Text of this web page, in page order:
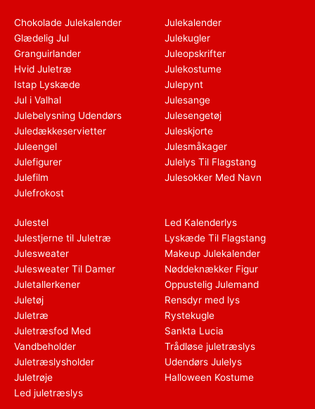
Chokolade Julekalender
Glædelig Jul
Granguirlander
Hvid Juletræ
Istap Lyskæde
Jul i Valhal
Julebelysning Udendørs
Juledækkeservietter
Juleengel
Julefigurer
Julefilm
Julefrokost
Julekalender
Julekugler
Juleopskrifter
Julekostume
Julepynt
Julesange
Julesengetøj
Juleskjorte
Julesmåkager
Julelys Til Flagstang
Julesokker Med Navn
Julestel
Julestjerne til Juletræ
Julesweater
Julesweater Til Damer
Juletallerkener
Juletøj
Juletræ
Juletræsfod Med
Vandbeholder
Juletræslysholder
Juletrøje
Led juletræslys
Led Kalenderlys
Lyskæde Til Flagstang
Makeup Julekalender
Nøddeknækker Figur
Oppustelig Julemand
Rensdyr med lys
Rystekugle
Sankta Lucia
Trådløse juletræslys
Udendørs Julelys
Halloween Kostume